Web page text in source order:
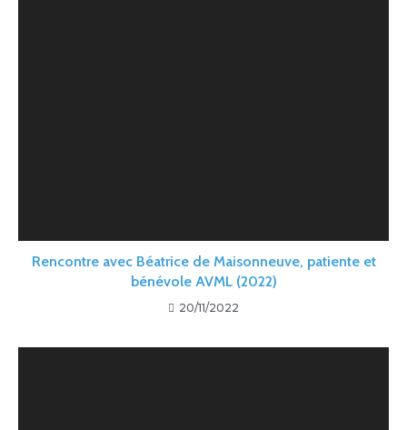
Rencontre avec Béatrice de Maisonneuve, patiente et
bénévole AVML (2022)
20/11/2022